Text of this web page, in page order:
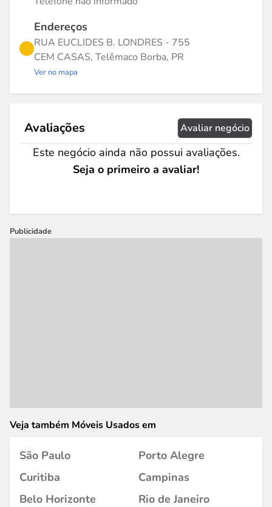
Endereços
RUA EUCLIDES B. LONDRES - 755
CEM CASAS, Telêmaco Borba, PR
Ver no mapa
Avaliações Avaliar negócio
Este negócio ainda não possui avaliações.
Seja o primeiro a avaliar!
Publicidade
Veja também Móveis Usados em
São Paulo
Porto Alegre
Curitiba
Campinas
Belo Horizonte
Rio de Janeiro